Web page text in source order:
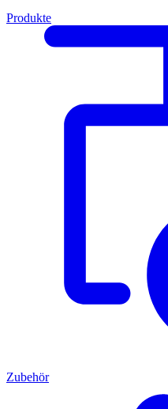
Produkte
Zubehör